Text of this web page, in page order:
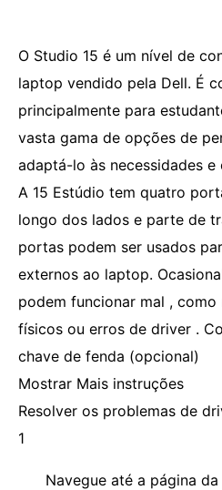
O Studio 15 é um nível de
laptop vendido pela Dell. É
principalmente para
vasta gama de opções de
adaptá-lo às necessidades
A 15 Estúdio tem quatro
longo dos lados e parte de
portas podem ser usados
externos ao laptop.
podem funcionar mal ,
físicos ou erros de driver .
chave de fenda (opcional)
Mostrar Mais instruções
Resolver os problemas de
1
Navegue até a página